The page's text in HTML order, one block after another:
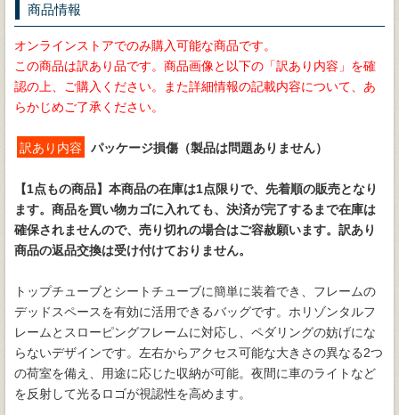
商品情報
オンラインストアでのみ購入可能な商品です。
この商品は訳あり品です。商品画像と以下の「訳あり内容」を確
認の上、ご購入ください。また詳細情報の記載内容について、あ
らかじめご了承ください。
訳あり内容 パッケージ損傷（製品は問題ありません）
【1点もの商品】 本商品の在庫は1点限りで、先着順の販売となり
ます。商品を買い物カゴに入れても、決済が完了するまで在庫は
確保されませんので、売り切れの場合はご容赦願います。訳あり
商品の返品交換は受け付けておりません。
トップチューブとシートチューブに簡単に装着でき、フレームの
デッドスペースを有効に活用できるバッグです。ホリゾンタルフ
レームとスローピングフレームに対応し、ペダリングの妨げにな
らないデザインです。左右からアクセス可能な大きさの異なる2つ
の荷室を備え、用途に応じた収納が可能。夜間に車のライトなど
を反射して光るロゴが視認性を高めます。